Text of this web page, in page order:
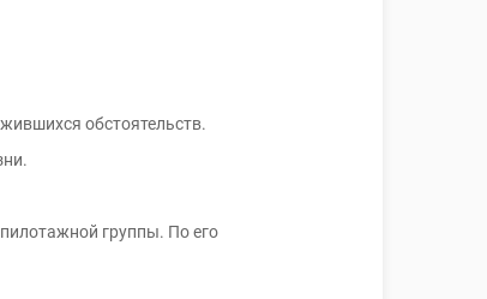
обстоятельств.
группы. По его